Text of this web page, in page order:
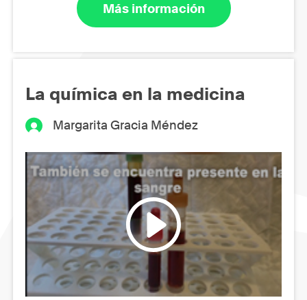
Más información
La química en la medicina
Margarita Gracia Méndez